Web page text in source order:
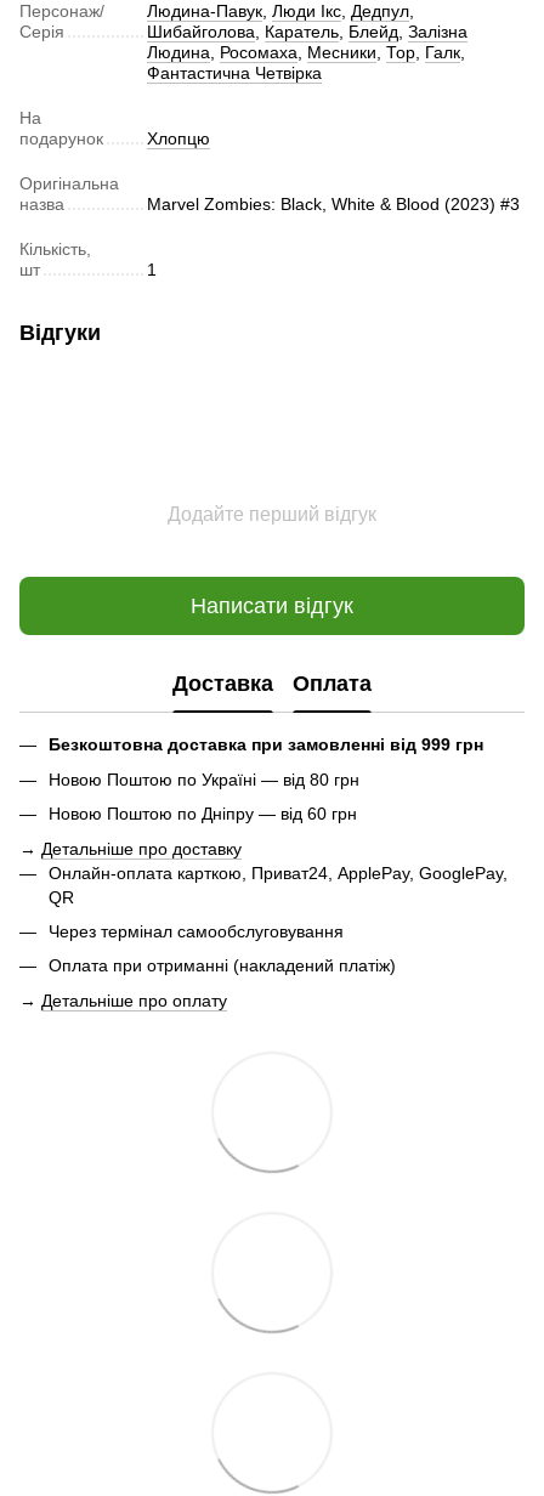
Персонаж/
Серія
Людина-Павук, Люди Ікс, Дедпул,
Шибайголова, Каратель, Блейд, Залізна
Людина, Росомаха, Месники, Тор, Галк,
Фантастична Четвірка
На
подарунок
Хлопцю
Оригінальна
назва
Marvel Zombies: Black, White & Blood (2023) #3
Кількість,
шт
1
Відгуки
Додайте перший відгук
Написати відгук
Доставка Оплата
Безкоштовна доставка при замовленні від 999 грн
Новою Поштою по Україні — від 80 грн
Новою Поштою по Дніпру — від 60 грн
→ Детальніше про доставку
Онлайн-оплата карткою, Приват24, ApplePay, GooglePay,
QR
Через термінал самообслуговування
Оплата при отриманні (накладений платіж)
→ Детальніше про оплату